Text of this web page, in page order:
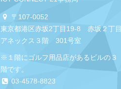
〒107-0052
東京都港区赤坂2丁目19-8 赤坂２丁目
アネックス３階 301号室
※１階にゴルフ用品店があるビルの３
階です。
03-4578-8823